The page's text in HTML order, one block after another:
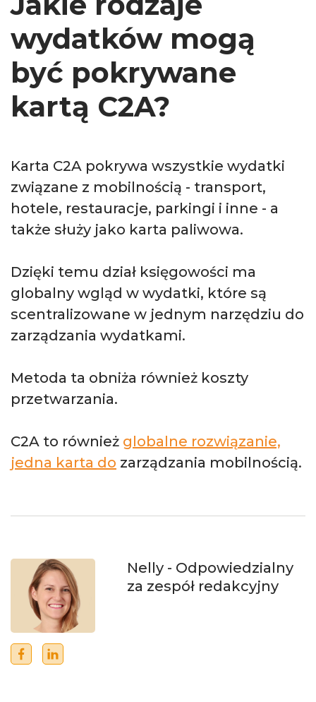
wydatków mogą
być pokrywane
kartą C2A?
Karta C2A pokrywa wszystkie wydatki
związane z mobilnością - transport,
hotele, restauracje, parkingi i inne - a
także służy jako karta paliwowa.
Dzięki temu dział księgowości ma
globalny wgląd w wydatki, które są
scentralizowane w jednym narzędziu do
zarządzania wydatkami.
Metoda ta obniża również koszty
przetwarzania.
C2A to również globalne rozwiązanie,
jedna karta do zarządzania mobilnością.
Nelly - Odpowiedzialny
za zespół redakcyjny